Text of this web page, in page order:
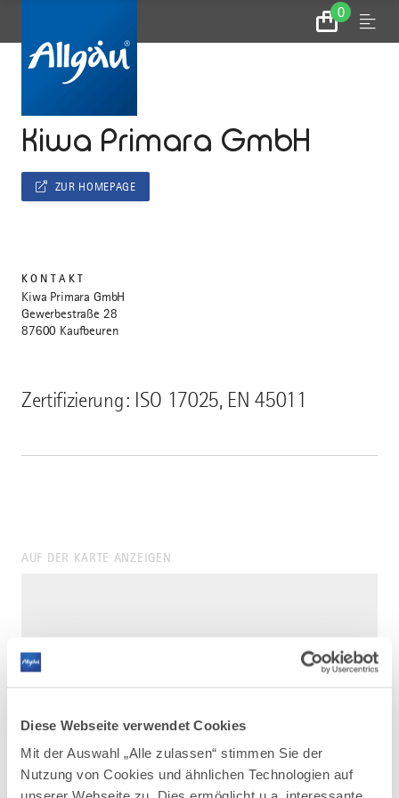
Diese Webseite verwendet Cookies
Mit der Auswahl „Alle zulassen“ stimmen Sie der
Nutzung von Cookies und ähnlichen Technologien auf
0
Zum
Warenkorb
Menu
Kiwa Primara GmbH
Zertifizierung: ISO 17025, EN 45011
ZUR HOMEPAGE
KONTAKT
Kiwa Primara GmbH
Gewerbestraße 28
87600 Kaufbeuren
AUF DER KARTE ANZEIGEN